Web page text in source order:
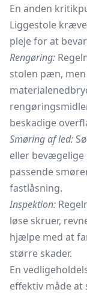
En anden
Liggestole
pleje for at
Rengøring:
stolen pæn,
beskadige
Smøring af led:
eller bevægelige
passende
fastlåsning.
Inspektion:
løse skruer,
hjælpe med at
større skader.
En
effektiv måde